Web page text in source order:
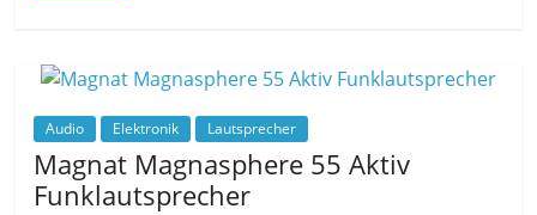
Audio Elektronik Lautsprecher
Magnat Magnasphere 55 Aktiv
Funklautsprecher